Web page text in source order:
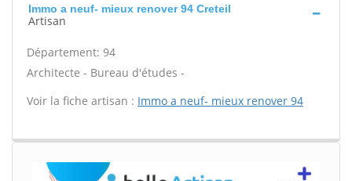
Immo a neuf- mieux renover 94 Creteil
Artisan
Département: 94
Architecte - Bureau d'études -
Voir la fiche artisan : Immo a neuf- mieux renover 94